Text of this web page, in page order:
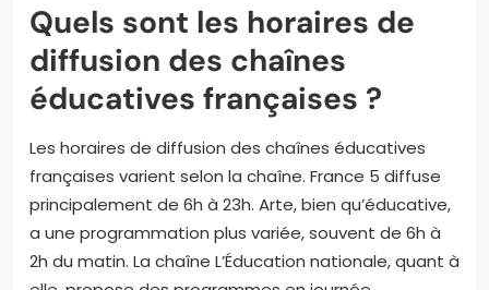
Quels sont les horaires de
diffusion des chaînes
éducatives françaises ?
Les horaires de diffusion des chaînes éducatives
françaises varient selon la chaîne. France 5 diffuse
principalement de 6h à 23h. Arte, bien qu’éducative,
a une programmation plus variée, souvent de 6h à
2h du matin. La chaîne L’Éducation nationale, quant à